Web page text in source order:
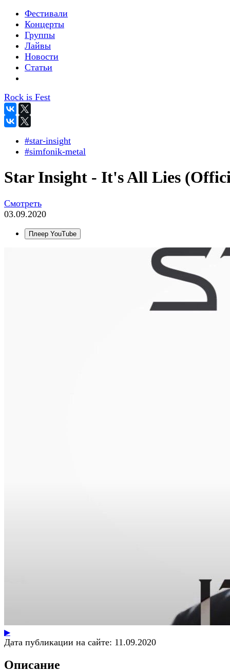
Фестивали
Концерты
Группы
Лайвы
Новости
Статьи
Rock is Fest
#star-insight
#simfonik-metal
Star Insight - It's All Lies
Смотреть
03.09.2020
Плеер YouTube
▶
Дата публикации на сайте: 11.09.2020
Описание